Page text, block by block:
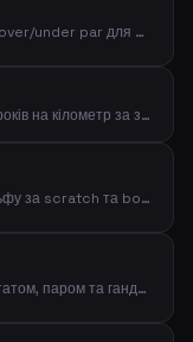
Розрахуйте брутто та нетто результат і over/under par для раунду гольфу
Розрахуйте довжину кроку та кількість кроків на кілометр за зростом та статтю
Розрахуйте slope рейтинг поля для гольфу за scratch та bogey рейтингами
Розрахуйте очки Стейблфорд за результатом, паром та гандикапом